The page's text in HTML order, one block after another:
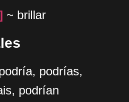
~ brillar
podrías,
podrían